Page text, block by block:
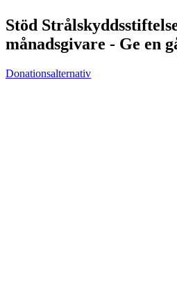
Stöd
månadsgivare - Ge en
Donationsalternativ